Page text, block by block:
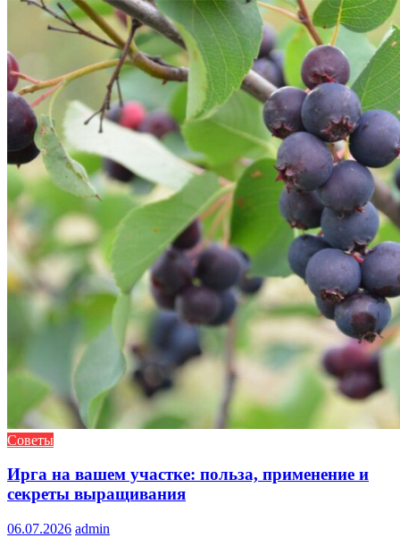
Советы
Ирга на вашем участке: польза, применение и
секреты выращивания
06.07.2026 admin